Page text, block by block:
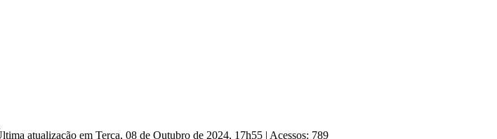
atualização em Terça, 08 de Outubro de 2024, 17h55 | Acessos: 789